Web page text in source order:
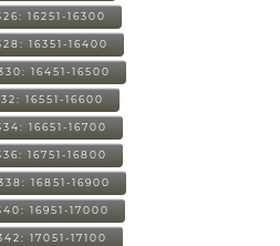
16251-16300
16351-16400
16451-16500
16551-16600
16651-16700
16751-16800
16851-16900
16951-17000
17051-17100